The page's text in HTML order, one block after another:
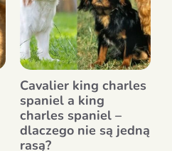
Cavalier king charles
spaniel a king
charles spaniel –
dlaczego nie są jedną
rasą?